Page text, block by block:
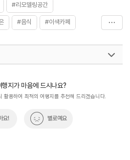
#리모델링공간
#음식 #이색카페
행지가 마음에 드시나요?
활용하여 최적의 여행지를 추천해 드리겠습니다.
요! 별로예요